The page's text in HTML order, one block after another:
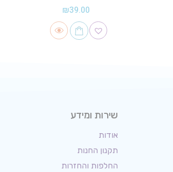
₪39.00
שירות ומידע
אודות
תקנון החנות
החלפות והחזרות